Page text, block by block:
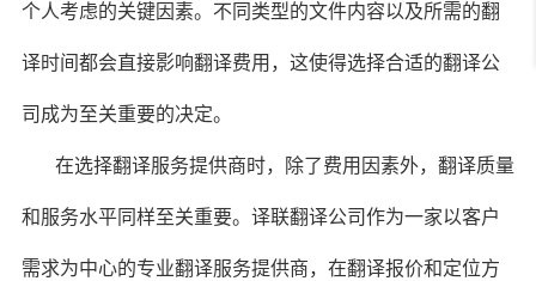
个人考虑的关键因素。不同类型的文件内容以及所需的翻
译时间都会直接影响翻译费用，这使得选择合适的翻译公
司成为至关重要的决定。
在选择翻译服务提供商时，除了费用因素外，翻译质量
和服务水平同样至关重要。译联翻译公司作为一家以客户
需求为中心的专业翻译服务提供商，在翻译报价和定位方